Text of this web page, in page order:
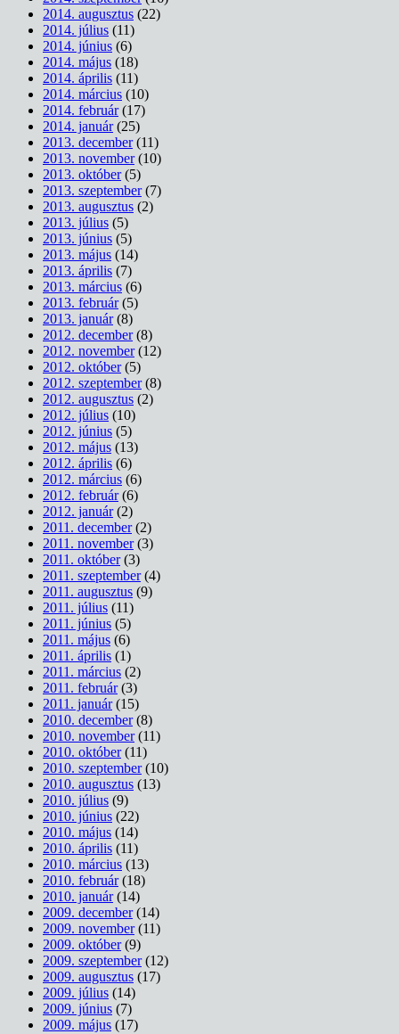
2014. augusztus (22)
2014. július (11)
2014. június (6)
2014. május (18)
2014. április (11)
2014. március (10)
2014. február(17)
2014. január(25)
2013. december(11)
2013. november(10)
2013. október(5)
2013. szeptember(7)
2013. augusztus (2)
2013. július (5)
2013. június (5)
2013. május (14)
2013. április (7)
2013. március (6)
2013. február(5)
2013. január(8)
2012. december(8)
2012. november(12)
2012. október(5)
2012. szeptember(8)
2012. augusztus (2)
2012. július (10)
2012. június (5)
2012. május (13)
2012. április (6)
2012. március (6)
2012. február(6)
2012. január(2)
2011. december(2)
2011. november(3)
2011. október(3)
2011. szeptember(4)
2011. augusztus (9)
2011. július (11)
2011. június (5)
2011. május (6)
2011. április (1)
2011. március (2)
2011. február(3)
2011. január(15)
2010. december(8)
2010. november(11)
2010. október(11)
2010. szeptember(10)
2010. augusztus (13)
2010. július (9)
2010. június (22)
2010. május (14)
2010. április (11)
2010. március (13)
2010. február(18)
2010. január(14)
2009. december(14)
2009. november(11)
2009. október(9)
2009. szeptember(12)
2009. augusztus (17)
2009. július (14)
2009. június (7)
2009. május (17)